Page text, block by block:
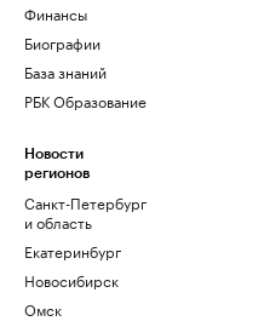
Финансы
Биографии
База знаний
РБК Образование
Новости
регионов
Санкт-Петербург
и область
Екатеринбург
Новосибирск
Омск